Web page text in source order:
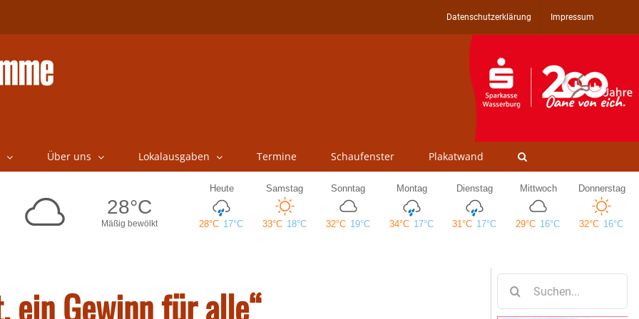
Datenschutzerklärung Impressum
Über uns Lokalausgaben Termine Schaufenster Plakatwand
ein Gewinn für alle“
nach: